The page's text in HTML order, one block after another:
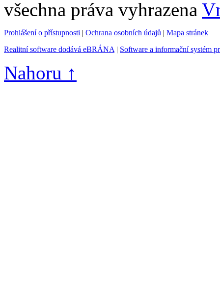
všechna práva vyhrazena
Prohlášení o přístupnosti | Ochrana osobních údajů | Mapa stránek
Realitní software dodává eBRÁNA | Software a informační systém
Nahoru ↑